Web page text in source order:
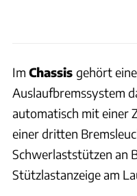
Im Chassis gehört
Auslaufbremssystem
automatisch mit einer
einer dritten
Schwerlaststützen an
Stützlastanzeige am